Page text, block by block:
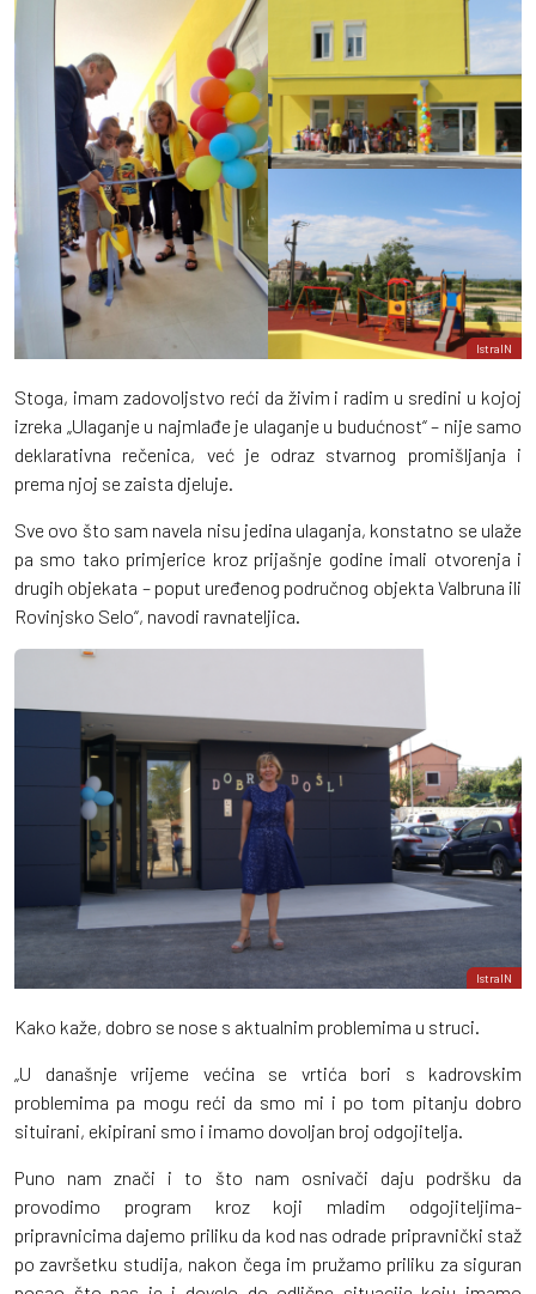
IstraIN
Stoga, imam zadovoljstvo reći da živim i radim u sredini u kojoj
izreka „Ulaganje u najmlađe je ulaganje u budućnost“ – nije samo
deklarativna rečenica, već je odraz stvarnog promišljanja i
prema njoj se zaista djeluje.
Sve ovo što sam navela nisu jedina ulaganja, konstatno se ulaže
pa smo tako primjerice kroz prijašnje godine imali otvorenja i
drugih objekata – poput uređenog područnog objekta Valbruna ili
Rovinjsko Selo“, navodi ravnateljica.
IstraIN
Kako kaže, dobro se nose s aktualnim problemima u struci.
„U današnje vrijeme većina se vrtića bori s kadrovskim
problemima pa mogu reći da smo mi i po tom pitanju dobro
situirani, ekipirani smo i imamo dovoljan broj odgojitelja.
Puno nam znači i to što nam osnivači daju podršku da
provodimo program kroz koji mladim odgojiteljima-
pripravnicima dajemo priliku da kod nas odrade pripravnički staž
po završetku studija, nakon čega im pružamo priliku za siguran